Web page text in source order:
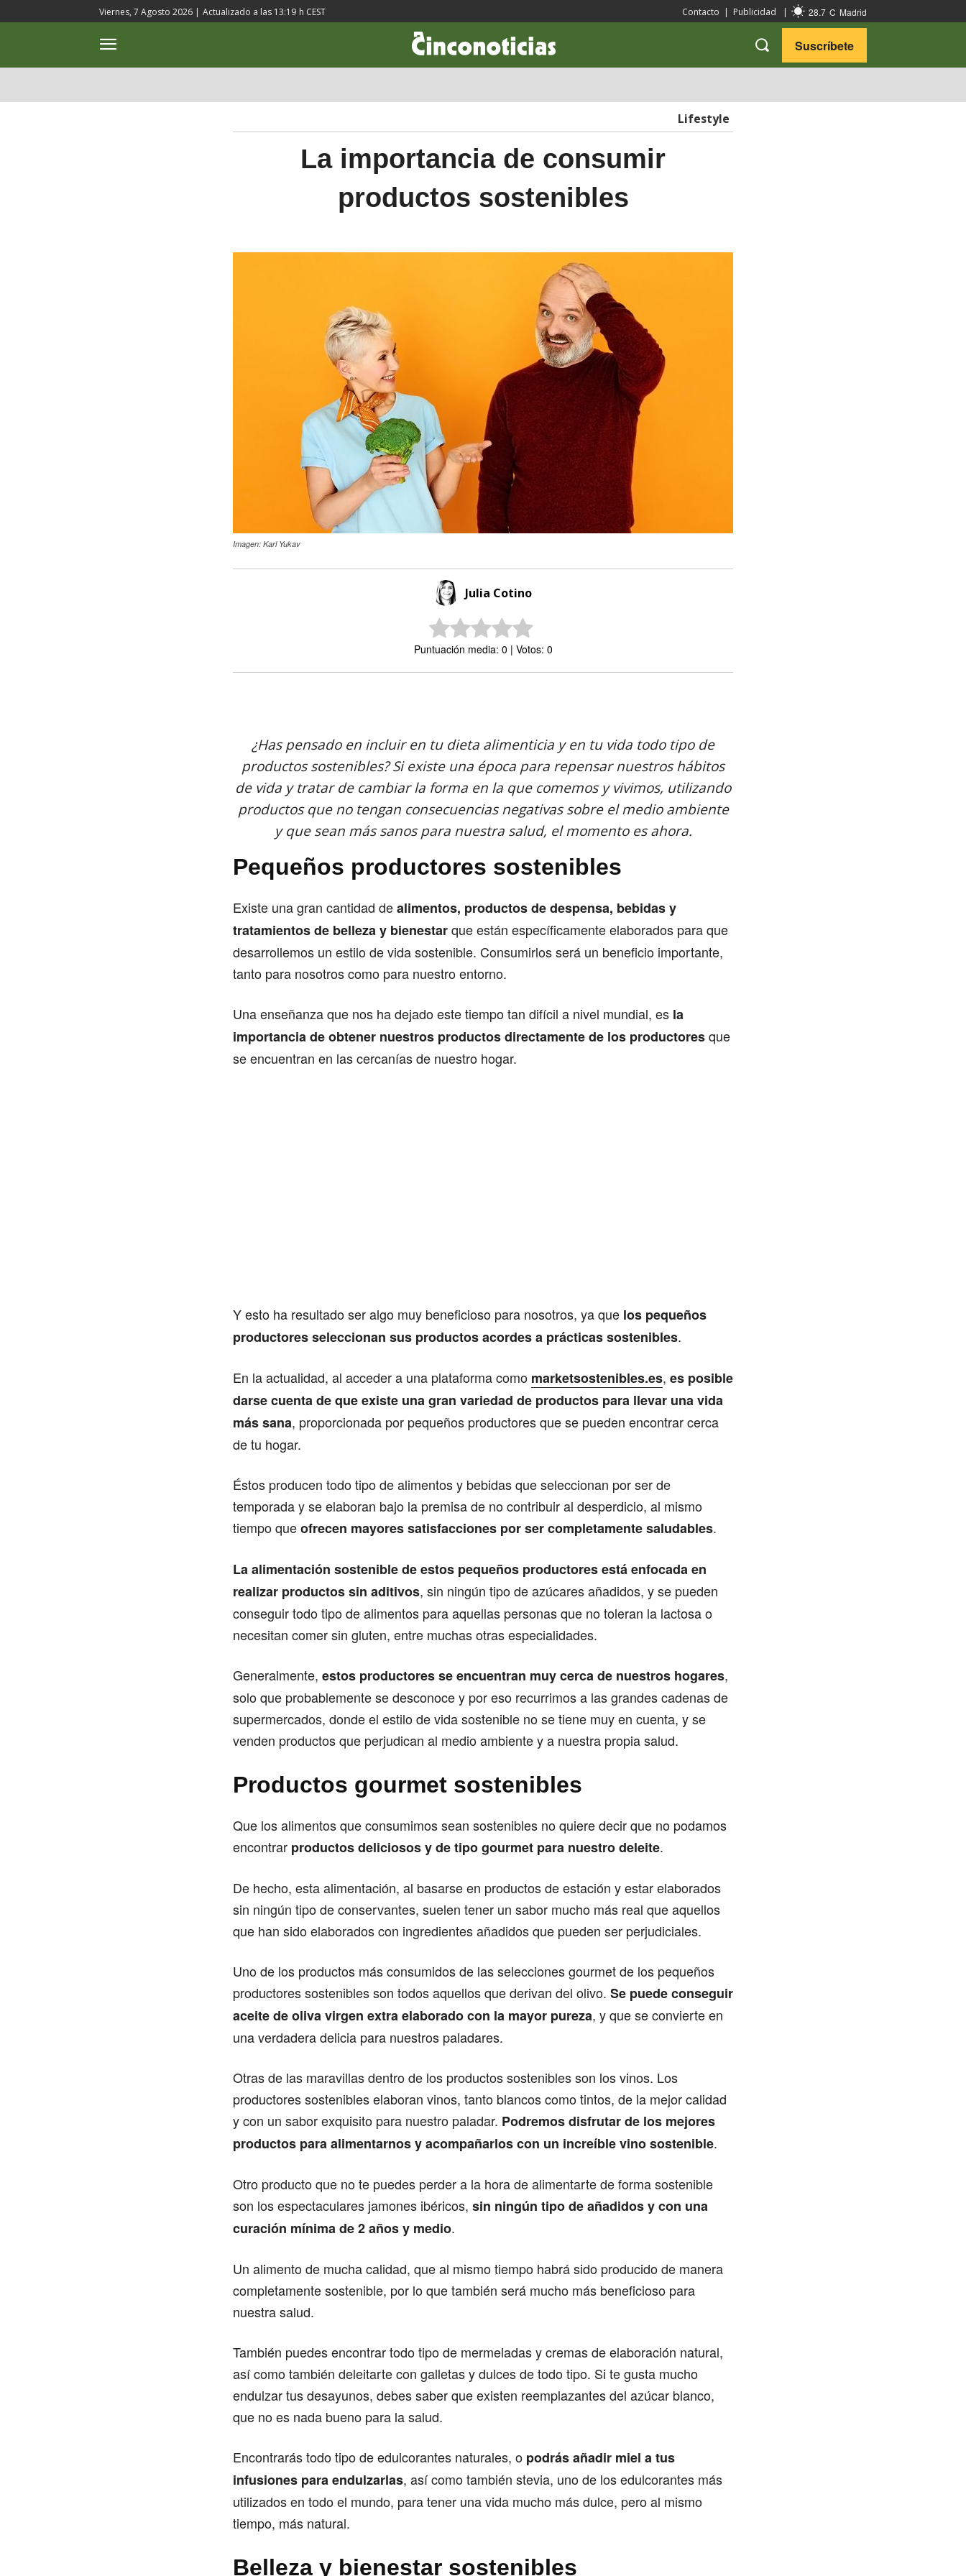
Viernes, 7 Agosto 2026 | Actualizado a las 13:19 h CEST Contacto | Publicidad | 28.7 C Madrid
Suscríbete
Lifestyle
La importancia de consumir
productos sostenibles
Imagen: Karl Yukav
Julia Cotino
Puntuación media: 0 | Votos: 0
¿Has pensado en incluir en tu dieta alimenticia y en tu vida todo tipo de
productos sostenibles? Si existe una época para repensar nuestros hábitos
de vida y tratar de cambiar la forma en la que comemos y vivimos, utilizando
productos que no tengan consecuencias negativas sobre el medio ambiente
y que sean más sanos para nuestra salud, el momento es ahora.
Pequeños productores sostenibles
Existe una gran cantidad dealimentos, productos de despensa, bebidas y
tratamientos de belleza y bienestarque están específicamente elaborados para que
desarrollemos un estilo de vida sostenible. Consumirlos será un beneficio importante,
tanto para nosotros como para nuestro entorno.
Una enseñanza que nos ha dejado este tiempo tan difícil a nivel mundial, es la
importancia de obtener nuestros productos directamente de los productoresque
se encuentran en las cercanías de nuestro hogar.
Y esto ha resultado ser algo muy beneficioso para nosotros, ya que los pequeños
productores seleccionan sus productos acordes a prácticas sostenibles.
En la actualidad, al acceder a una plataforma como marketsostenibles.es, es posible
darse cuenta de que existe una gran variedad de productos para llevar una vida
más sana, proporcionada por pequeños productores que se pueden encontrar cerca
de tu hogar.
Éstos producen todo tipo de alimentos y bebidas que seleccionan por ser de
temporada y se elaboran bajo la premisa de no contribuir al desperdicio, al mismo
tiempo queofrecen mayores satisfacciones por ser completamente saludables.
La alimentación sostenible de estos pequeños productores está enfocada en
realizar productos sin aditivos, sin ningún tipo de azúcares añadidos, y se pueden
conseguir todo tipo de alimentos para aquellas personas que no toleran la lactosa o
necesitan comer sin gluten, entre muchas otras especialidades.
Generalmente, estos productores se encuentran muy cerca de nuestros hogares,
solo que probablemente se desconoce y por eso recurrimos a las grandes cadenas de
supermercados, donde el estilo de vida sostenible no se tiene muy en cuenta, y se
venden productos que perjudican al medio ambiente y a nuestra propia salud.
Productos gourmet sostenibles
Que los alimentos que consumimos sean sostenibles no quiere decir que no podamos
encontrar productos deliciosos y de tipo gourmet para nuestro deleite.
De hecho, esta alimentación, al basarse en productos de estación y estar elaborados
sin ningún tipo de conservantes, suelen tener un sabor mucho más real que aquellos
que han sido elaborados con ingredientes añadidos que pueden ser perjudiciales.
Uno de los productos más consumidos de las selecciones gourmet de los pequeños
productores sostenibles son todos aquellos que derivan del olivo. Se puede conseguir
aceite de oliva virgen extra elaborado con la mayor pureza, y que se convierte en
una verdadera delicia para nuestros paladares.
Otras de las maravillas dentro de los productos sostenibles son los vinos. Los
productores sostenibles elaboran vinos, tanto blancos como tintos, de la mejor calidad
y con un sabor exquisito para nuestro paladar. Podremos disfrutar de los mejores
productos para alimentarnos y acompañarlos con un increíble vino sostenible.
Otro producto que no te puedes perder a la hora de alimentarte de forma sostenible
son los espectaculares jamones ibéricos, sin ningún tipo de añadidos y con una
curación mínima de 2 años y medio.
Un alimento de mucha calidad, que al mismo tiempo habrá sido producido de manera
completamente sostenible, por lo que también será mucho más beneficioso para
nuestra salud.
También puedes encontrar todo tipo de mermeladas y cremas de elaboración natural,
así como también deleitarte con galletas y dulces de todo tipo. Si te gusta mucho
endulzar tus desayunos, debes saber que existen reemplazantes del azúcar blanco,
que no es nada bueno para la salud.
Encontrarás todo tipo de edulcorantes naturales, o podrás añadir miel a tus
infusiones para endulzarlas, así como también stevia, uno de los edulcorantes más
utilizados en todo el mundo, para tener una vida mucho más dulce, pero al mismo
tiempo, más natural.
Belleza y bienestar sostenibles